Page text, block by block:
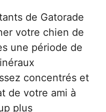
de Gatorade
votre chien de
une période de
concentrés et
de votre ami à
plus